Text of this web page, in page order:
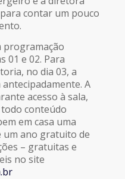
contar um pouco
programação
01 e 02. Para
no dia 03, a
A
acesso à sala,
conteúdo
em casa uma
um ano gratuito de
– gratuitas e
no site